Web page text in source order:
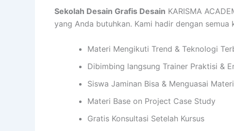
Sekolah Desain Grafis Desain KARISMA
yang Anda butuhkan. Kami hadir dengan
Materi Mengikuti Trend & Teknologi
Dibimbing langsung Trainer Praktisi &
Siswa Jaminan Bisa & Menguasai Materi
Materi Base on Project Case Study
Gratis Konsultasi Setelah Kursus